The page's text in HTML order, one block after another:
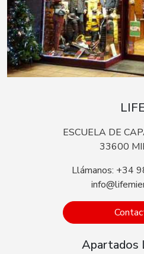
LIFE
ESCUELA DE
33600
Llámanos: +34
Apartados